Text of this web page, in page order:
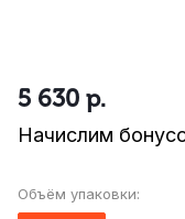
5 630 р.
Начислим
Объём упаковки: